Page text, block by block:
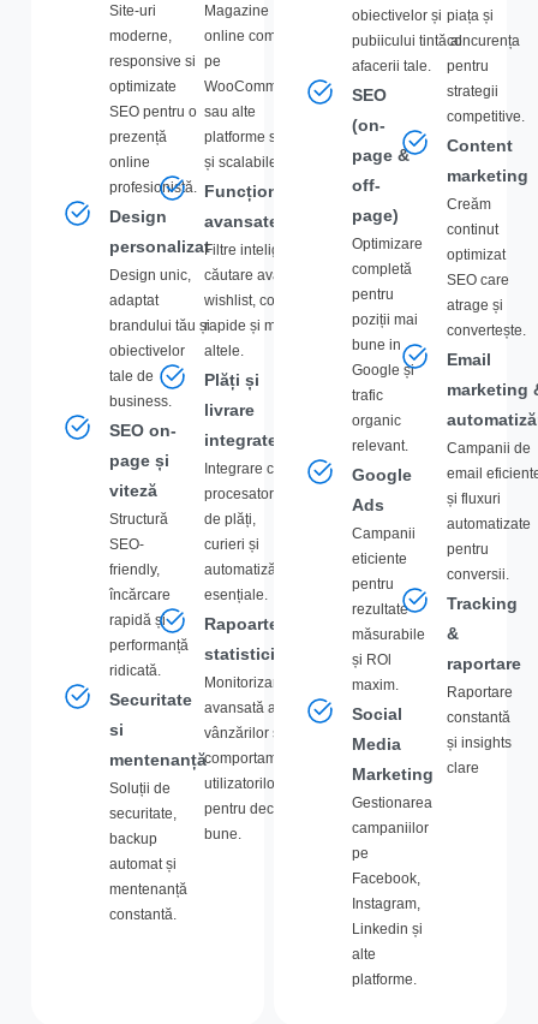
Site-uri
moderne,
responsive si
optimizate
SEO pentru o
prezență
online
profesionistă.
Design
personalizat
Design unic,
adaptat
brandului tău și
obiectivelor
tale de
business.
SEO on-
page și
viteză
Structură
SEO-
friendly,
încărcare
rapidă și
performanță
ridicată.
Securitate
si
mentenanță
Soluții de
securitate,
backup
automat și
mentenanță
constantă.
Magazine
online complete
pe
WooCommerce
sau alte
platforme stabile
și scalabile.
Funcționalități
avansate
Filtre inteligente,
căutare avansată,
wishlist, comenzi
rapide și multe
altele.
Plăți și
livrare
integrate
Integrare cu
procesatori
de plăți,
curieri și
automatizări
esențiale.
Rapoarte si
statistici
Monitorizare
avansată a
vânzărilor și
comportamentului
utilizatorilor
pentru decizii mai
bune.
obiectivelor și
pubiicului tintă al
afacerii tale.
SEO
(on-
page &
off-
page)
Optimizare
completă
pentru
poziții mai
bune in
Google și
trafic
organic
relevant.
Google
Ads
Campanii
eticiente
pentru
rezultate
măsurabile
și ROl
maxim.
Social
Media
Marketing
Gestionarea
campaniilor
pe
Facebook,
Instagram,
Linkedin și
alte
platforme.
piața și
concurența
pentru
strategii
competitive.
Content
marketing
Creăm
continut
optimizat
SEO care
atrage și
convertește.
Email
marketing
Campanii de
email
și fluxuri
automatizate
pentru
conversii.
Tracking
&
raportare
Raportare
constantă
și insights
clare